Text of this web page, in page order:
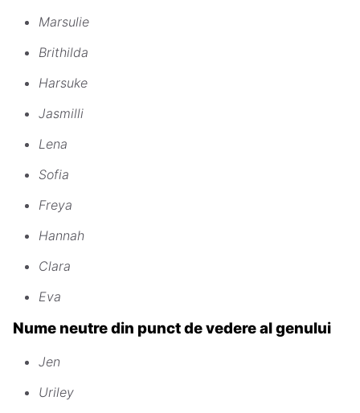
Marsulie
Brithilda
Harsuke
Jasmilli
Lena
Sofia
Freya
Hannah
Clara
Eva
Nume neutre din punct de vedere al genului
Jen
Uriley